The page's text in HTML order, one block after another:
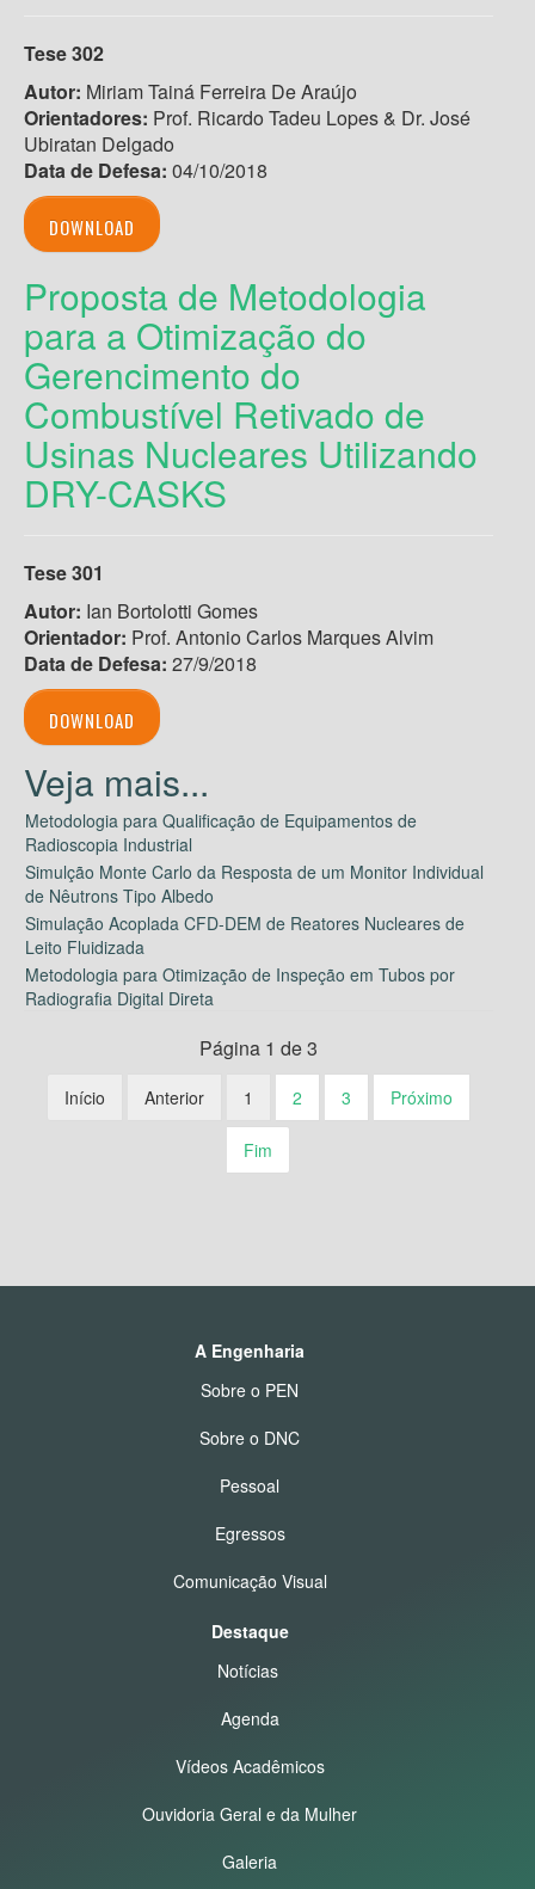
Tese 302
Autor: Miriam Tainá Ferreira De Araújo
Orientadores: Prof. Ricardo Tadeu Lopes & Dr. José
Ubiratan Delgado
Data de Defesa: 04/10/2018
DOWNLOAD
Proposta de Metodologia
para a Otimização do
Gerencimento do
Combustível Retivado de
Usinas Nucleares Utilizando
DRY-CASKS
Tese 301
Autor: Ian Bortolotti Gomes
Orientador: Prof. Antonio Carlos Marques Alvim
Data de Defesa: 27/9/2018
DOWNLOAD
Metodologia para Qualificação de Equipamentos de
Radioscopia Industrial
Simulção Monte Carlo da Resposta de um Monitor Individual
de Nêutrons Tipo Albedo
Simulação Acoplada CFD-DEM de Reatores Nucleares de
Leito Fluidizada
Metodologia para Otimização de Inspeção em Tubos por
Radiografia Digital Direta
Página 1 de 3
Início Anterior 1 2 3 Próximo
Fim
A Engenharia
Sobre o PEN
Sobre o DNC
Pessoal
Egressos
Comunicação Visual
Destaque
Notícias
Agenda
Vídeos Acadêmicos
Ouvidoria Geral e da Mulher
Galeria